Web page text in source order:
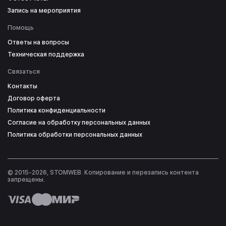
Запись на мероприятия
Помощь
Ответы на вопросы
Техническая поддержка
Связаться
Контакты
Договор оферта
Политика конфиденциальности
Согласие на обработку персональных данных
Политика обработки персональных данных
© 2015-2026, STOMWEB. Копирование и перезапись контента
запрещены.